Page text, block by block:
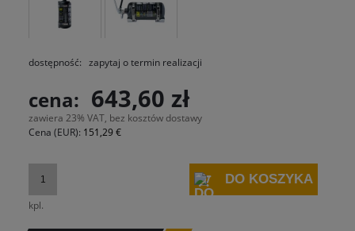
dostępność: zapytaj o termin realizacji
cena: 643,60 zł
zawiera 23% VAT, bez kosztów dostawy
Cena (EUR): 151,29 €
kpl.
DO KOSZYKA